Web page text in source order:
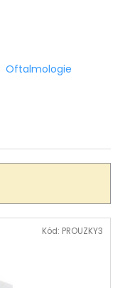
Oftalmologie
Kód: PROUZKY3